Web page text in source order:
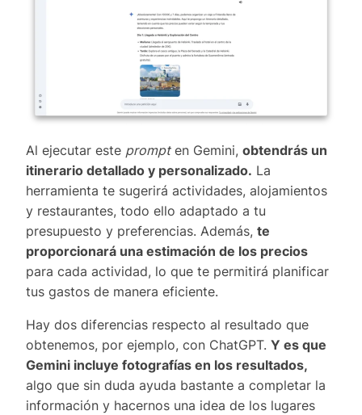
Al ejecutar este prompten Gemini, obtendrás un
itinerario detallado y personalizado. La
herramienta te sugerirá actividades, alojamientos
y restaurantes, todo ello adaptado a tu
presupuesto y preferencias. Además, te
proporcionará una estimación de los precios
para cada actividad, lo que te permitirá planificar
tus gastos de manera eficiente.
Hay dos diferencias respecto al resultado que
obtenemos, por ejemplo, con ChatGPT. Y es que
Gemini incluye fotografías en los resultados,
algo que sin duda ayuda bastante a completar la
información y hacernos una idea de los lugares